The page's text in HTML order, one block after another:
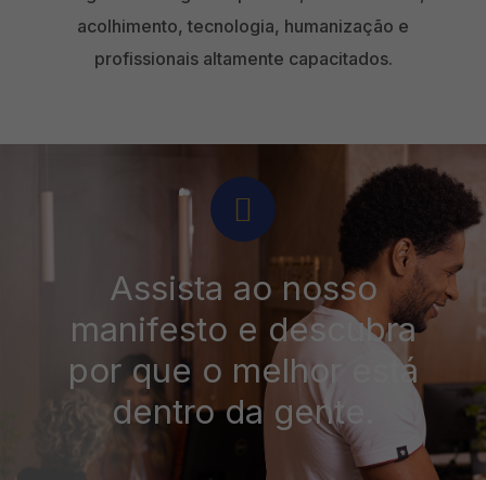
acolhimento, tecnologia, humanização e
profissionais altamente capacitados.
Assista ao nosso
manifesto e descubra
por que o melhor está
dentro da gente.